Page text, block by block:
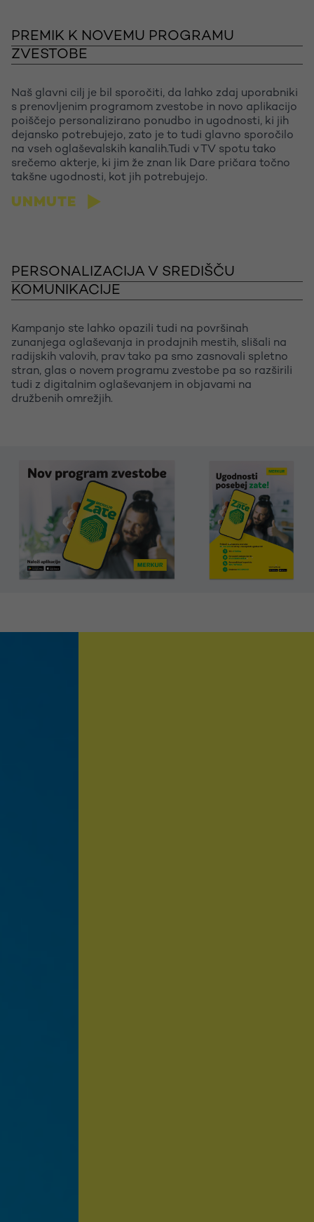
PREMIK K NOVEMU PROGRAMU
ZVESTOBE
Naš glavni cilj je bil sporočiti, da lahko zdaj uporabniki
s prenovljenim programom zvestobe in novo aplikacijo
poiščejo personalizirano ponudbo in ugodnosti, ki jih
dejansko potrebujejo, zato je to tudi glavno sporočilo
na vseh oglaševalskih kanalih.Tudi v TV spotu tako
srečemo akterje, ki jim že znan lik Dare pričara točno
takšne ugodnosti, kot jih potrebujejo.
UNMUTE
PERSONALIZACIJA V SREDIŠČU
KOMUNIKACIJE
Kampanjo ste lahko opazili tudi na površinah
zunanjega oglaševanja in prodajnih mestih, slišali na
radijskih valovih, prav tako pa smo zasnovali spletno
stran, glas o novem programu zvestobe pa so razširili
tudi z digitalnim oglaševanjem in objavami na
družbenih omrežjih.